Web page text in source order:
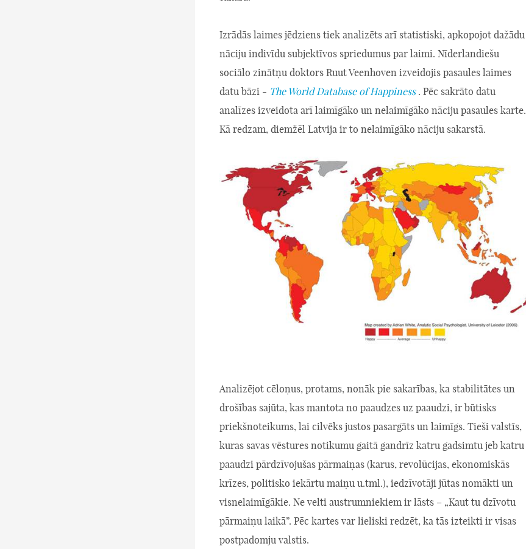
Izrādās laimes jēdziens tiek analizēts arī statistiski, apkopojot dažādu
nāciju indivīdu subjektīvos spriedumus par laimi. Nīderlandiešu
sociālo zinātņu doktors Ruut Veenhoven izveidojis pasaules laimes
datu bāzi - The World Database of Happiness . Pēc sakrāto datu
analīzes izveidota arī laimīgāko un nelaimīgāko nāciju pasaules karte.
Kā redzam, diemžēl Latvija ir to nelaimīgāko nāciju sakarstā.
Analizējot cēloņus, protams, nonāk pie sakarības, ka stabilitātes un
drošības sajūta, kas mantota no paaudzes uz paaudzi, ir būtisks
priekšnoteikums, lai cilvēks justos pasargāts un laimīgs. Tieši valstīs,
kuras savas vēstures notikumu gaitā gandrīz katru gadsimtu jeb katru
paaudzi pārdzīvojušas pārmaiņas (karus, revolūcijas, ekonomiskās
krīzes, politisko iekārtu maiņu u.tml.), iedzīvotāji jūtas nomākti un
visnelaimīgākie. Ne velti austrumniekiem ir lāsts – „Kaut tu dzīvotu
pārmaiņu laikā”. Pēc kartes var lieliski redzēt, ka tās izteikti ir visas
postpadomju valstis.